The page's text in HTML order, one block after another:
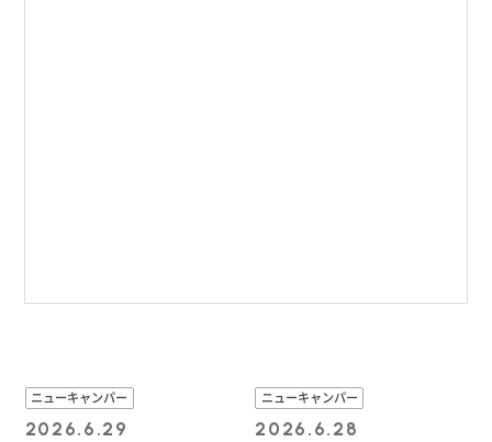
ニューキャンパー
2026.6.29
ニューキャンパー
2026.6.28